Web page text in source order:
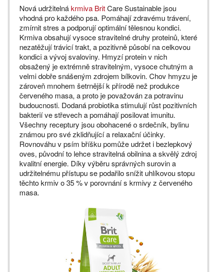
Nová udržitelnákrmiva BritCare Sustainable jsou
vhodná pro každého psa. Pomáhají zdravému trávení,
zmírnit stres a podporují optimální tělesnou kondici.
Krmiva obsahují vysoce stravitelné druhy proteinů, které
nezatěžují trávicí trakt, a pozitivně působí na celkovou
kondici a vývoj svaloviny. Hmyzí protein v nich
obsažený je extrémně stravitelným, vysoce chutným a
velmi dobře snášeným zdrojem bílkovin. Chov hmyzu je
zároveň mnohem šetrnější k přírodě než produkce
červeného masa, a proto je považován za potravinu
budoucnosti. Dodaná probiotika stimulují růst pozitivních
bakterií ve střevech a pomáhají posilovat imunitu.
Všechny receptury jsou obohacené o srdečník, bylinu
známou pro své zklidňující a relaxační účinky.
Rovnováhu v psím bříšku pomůže udržet i bezlepkový
oves, původní to lehce stravitelná obilnina a skvělý zdroj
kvalitní energie. Díky výběru správných surovin a
udržitelnému přístupu se podařilo snížit uhlíkovou stopu
těchto krmiv o 35 % v porovnání s krmivy z červeného
masa.